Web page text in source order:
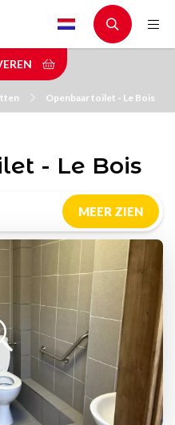
Openbaar toilet - Le Bois
- Le Bois
MEER ZIEN